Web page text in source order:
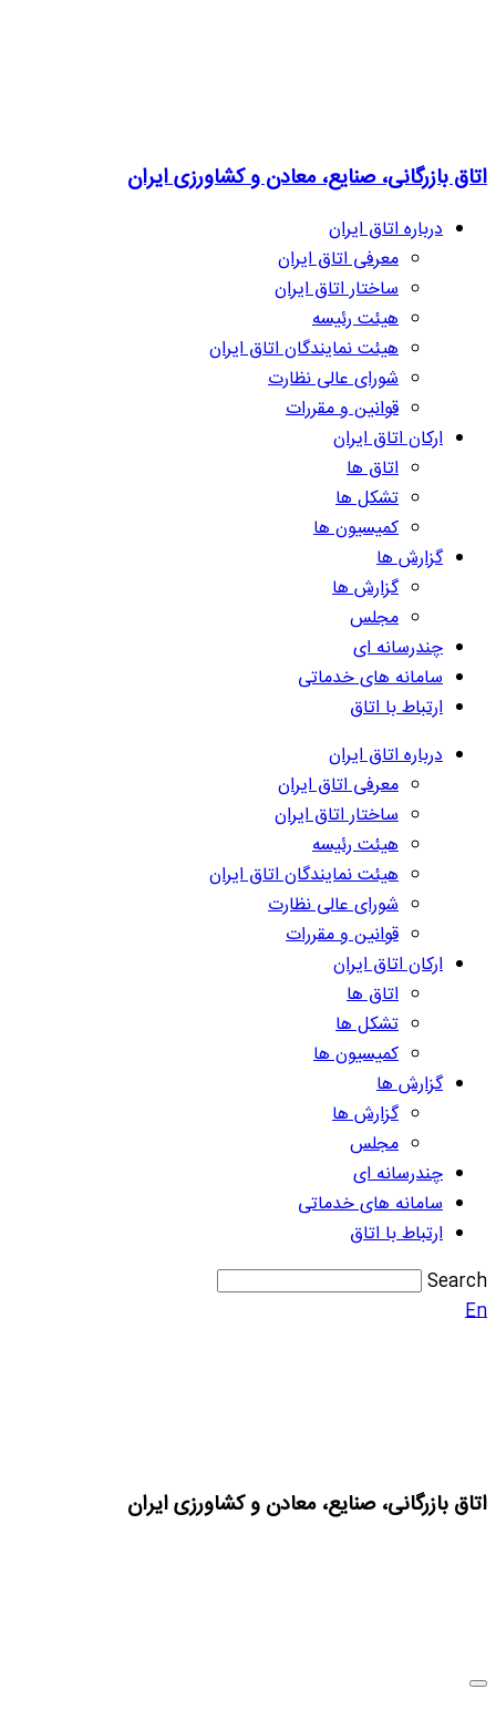
اتاق بازرگانی، صنایع، معادن و کشاورزی ایران
درباره اتاق ایران
معرفی اتاق ایران
ساختار اتاق ایران
هیئت رئیسه
هیئت نمایندگان اتاق ایران
شورای عالی نظارت
قوانین و مقررات
ارکان اتاق ایران
اتاق ها
تشکل ها
کمیسیون ها
گزارش ها
گزارش ها
مجلس
چندرسانه ای
سامانه های خدماتی
ارتباط با اتاق
درباره اتاق ایران
معرفی اتاق ایران
ساختار اتاق ایران
هیئت رئیسه
هیئت نمایندگان اتاق ایران
شورای عالی نظارت
قوانین و مقررات
ارکان اتاق ایران
اتاق ها
تشکل ها
کمیسیون ها
گزارش ها
گزارش ها
مجلس
چندرسانه ای
سامانه های خدماتی
ارتباط با اتاق
Search
En
اتاق بازرگانی، صنایع، معادن و کشاورزی ایران